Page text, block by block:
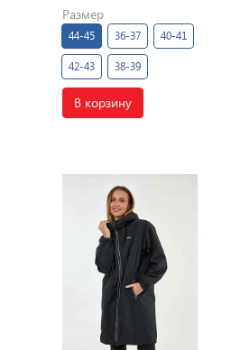
Размер
44-45 36-37 40-41
42-43 38-39
В корзину